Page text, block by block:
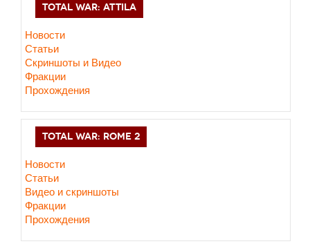
TOTAL WAR: ATTILA
Новости
Статьи
Скриншоты и Видео
Фракции
Прохождения
TOTAL WAR: ROME 2
Новости
Статьи
Видео и скриншоты
Фракции
Прохождения